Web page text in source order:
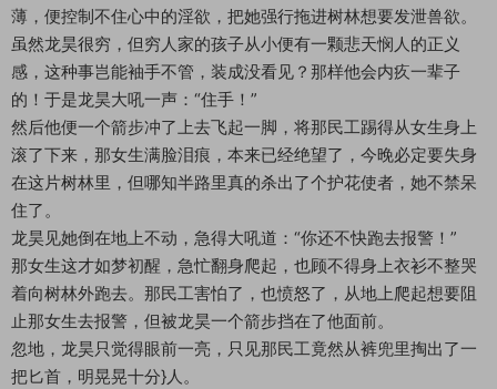
薄，便控制不住心中的淫欲，把她强行拖进树林想要发泄兽欲。
虽然龙昊很穷，但穷人家的孩子从小便有一颗悲天悯人的正义
感，这种事岂能袖手不管，装成没看见？那样他会内疚一辈子
的！于是龙昊大吼一声：“住手！”
然后他便一个箭步冲了上去飞起一脚，将那民工踢得从女生身上
滚了下来，那女生满脸泪痕，本来已经绝望了，今晚必定要失身
在这片树林里，但哪知半路里真的杀出了个护花使者，她不禁呆
住了。
龙昊见她倒在地上不动，急得大吼道：“你还不快跑去报警！”
那女生这才如梦初醒，急忙翻身爬起，也顾不得身上衣衫不整哭
着向树林外跑去。那民工害怕了，也愤怒了，从地上爬起想要阻
止那女生去报警，但被龙昊一个箭步挡在了他面前。
忽地，龙昊只觉得眼前一亮，只见那民工竟然从裤兜里掏出了一
把匕首，明晃晃十分}人。